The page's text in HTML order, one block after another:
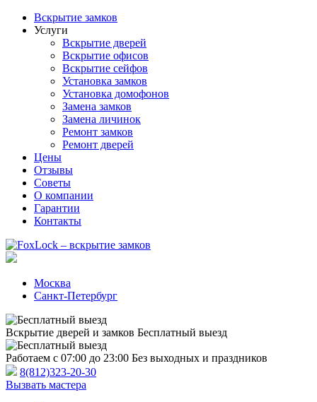
Вскрытие замков
Услуги
Вскрытие дверей
Вскрытие офисов
Вскрытие сейфов
Установка замков
Установка домофонов
Замена замков
Замена личинок
Ремонт замков
Ремонт дверей
Цены
Отзывы
Советы
О компании
Гарантии
Контакты
Москва
Санкт-Петербург
Вскрытие дверей и замков Бесплатный выезд
Работаем с 07:00 до 23:00 Без выходных и праздников
8(812)323-20-30
Вызвать мастера